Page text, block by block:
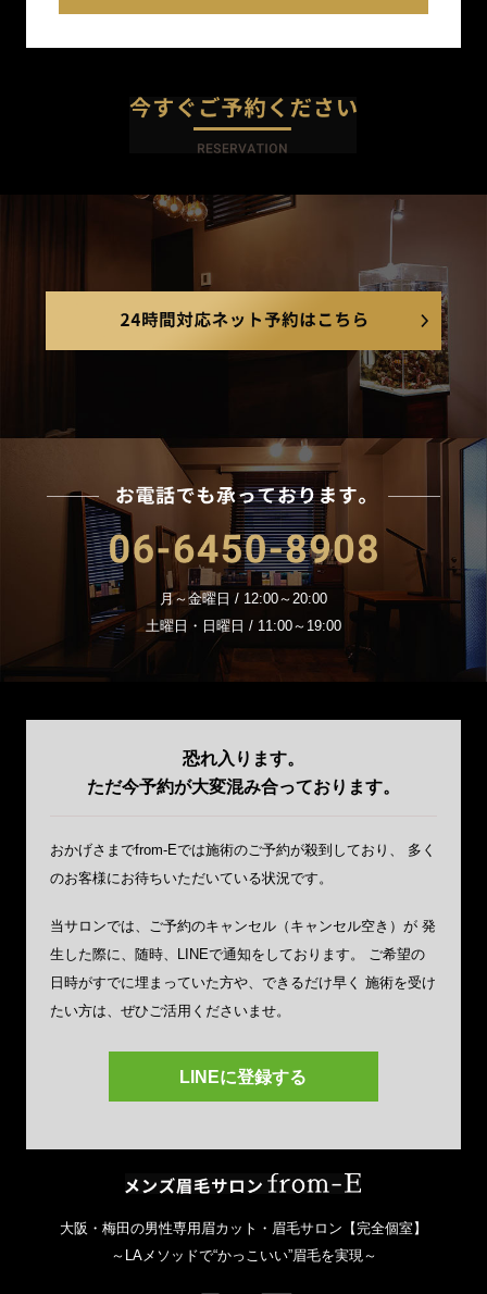
24時
06-6450-8908
月～金曜日 / 12:00～20:00
土曜日・日曜日 / 11:00～19:00
恐れ入ります。
ただ今予約が大変混み合っております。
おかげさまでfrom-Eでは施術のご予約が殺到しており、
多く
のお客様にお待ちいただいている状況です。
当サロンでは、ご予約のキャンセル（キャンセル空き）が 発
生した際に、随時、LINEで通知をしております。
ご希望の
日時がすでに埋まっていた方や、できるだけ早く 施術を受け
たい方は、ぜひご活用くださいませ。
LINEに登録する
大阪・梅田の男性専用眉カット・眉毛サロン【完全個室】
～LAメソッドで“かっこいい”眉毛を実現～